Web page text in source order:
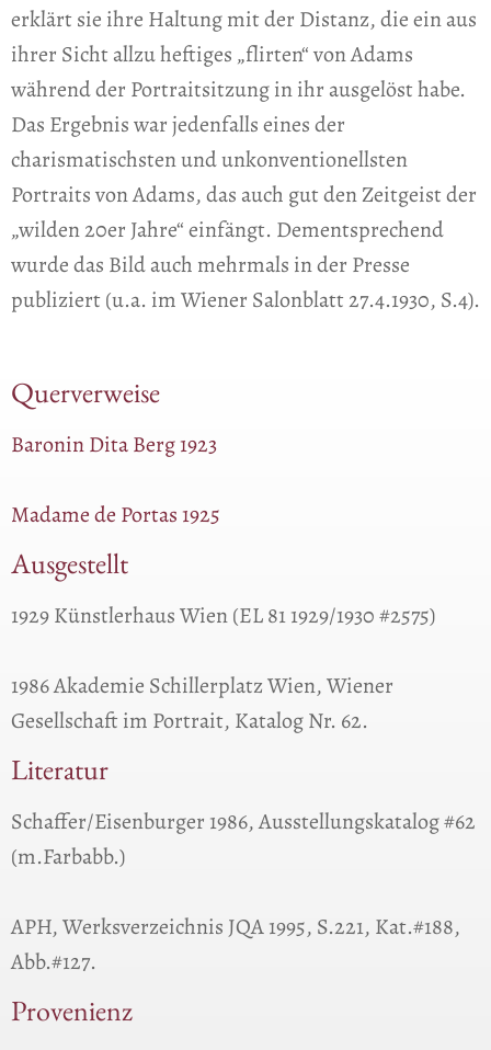
erklärt sie ihre Haltung mit der Distanz, die ein aus
ihrer Sicht allzu heftiges „flirten“ von Adams
während der Portraitsitzung in ihr ausgelöst habe.
Das Ergebnis war jedenfalls eines der
charismatischsten und unkonventionellsten
Portraits von Adams, das auch gut den Zeitgeist der
„wilden 20er Jahre“ einfängt. Dementsprechend
wurde das Bild auch mehrmals in der Presse
publiziert (u.a. im Wiener Salonblatt 27.4.1930, S.4).
Querverweise
Baronin Dita Berg 1923
Madame de Portas 1925
Ausgestellt
1929 Künstlerhaus Wien (EL 81 1929/1930 #2575)
1986 Akademie Schillerplatz Wien, Wiener
Gesellschaft im Portrait, Katalog Nr. 62.
Literatur
Schaffer/Eisenburger 1986, Ausstellungskatalog #62
(m.Farbabb.)
APH, Werksverzeichnis JQA 1995, S.221, Kat.#188,
Abb.#127.
Provenienz